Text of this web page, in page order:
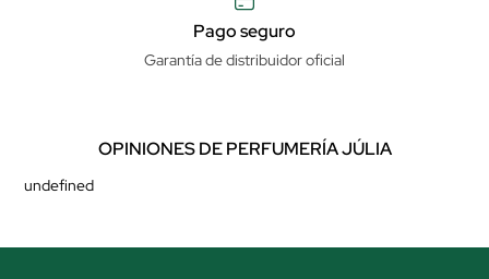
Pago seguro
Garantía de distribuidor oficial
OPINIONES DE PERFUMERÍA JÚLIA
undefined